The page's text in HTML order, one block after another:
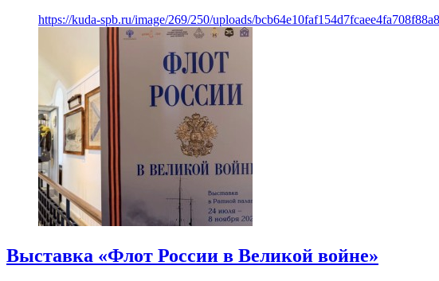
https://kuda-spb.ru/image/269/250/uploads/
Выставка «Флот России в Великой войне»